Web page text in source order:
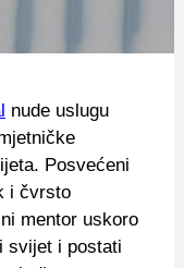
nude uslugu
Posvećeni
i čvrsto
mentor uskoro
svijet i postati